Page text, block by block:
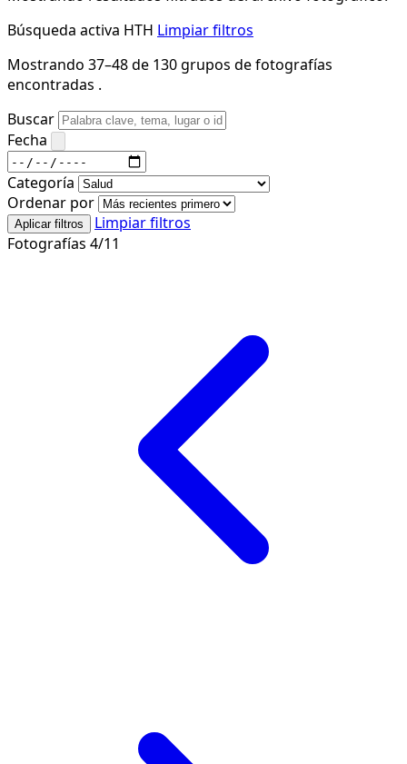
Búsqueda activa HTH Limpiar filtros
Mostrando 37–48 de 130 grupos de fotografías
encontradas .
Buscar
Fecha
Categoría
Ordenar por
Aplicar filtros
Limpiar filtros
Fotografías 4/11